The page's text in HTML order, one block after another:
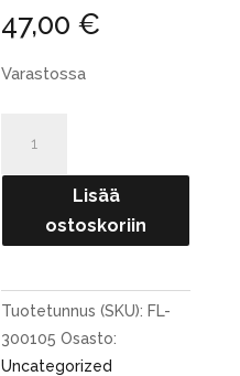
47,00€
Varastossa
Pro
-
Floating
määrä
Lisää
ostoskoriin
Tuotetunnus (SKU):FL-
300105 Osasto:
Uncategorized